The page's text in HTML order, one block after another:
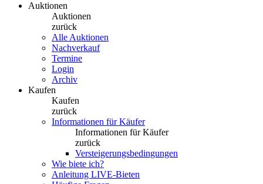
Auktionen
Auktionen
zurück
Alle Auktionen
Nachverkauf
Termine
Login
Archiv
Kaufen
Kaufen
zurück
Informationen für Käufer
Informationen für Käufer
zurück
Versteigerungsbedingungen
Wie biete ich?
Anleitung LIVE-Bieten